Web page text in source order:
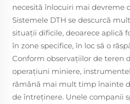
necesită înlocuiri mai devreme
Sistemele DTH se descurcă
situaţii dificile, deoarece aplică
în zone specifice, în loc să o
Conform observațiilor de teren
operațiuni miniere,
rămână mai mult timp înainte
de întreținere. Unele companii